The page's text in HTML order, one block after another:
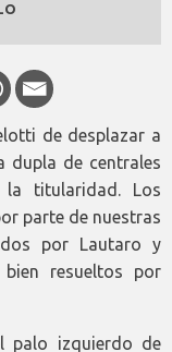
de desplazar a
dupla de centrales
titularidad. Los
parte de nuestras
por Lautaro y
resueltos por
palo izquierdo de